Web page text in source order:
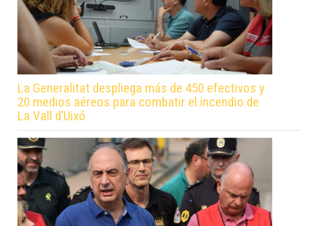
La Generalitat despliega más de 450 efectivos y
20 medios aéreos para combatir el incendio de
La Vall d’Uixó